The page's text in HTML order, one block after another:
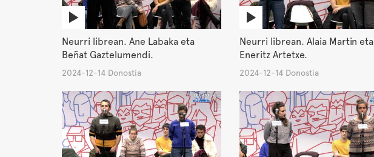
Neurri librean. Ane Labaka eta
Beñat Gaztelumendi.
2024-12-14 Donostia
Neurri librean. Alaia Martin eta
Eneritz Artetxe.
2024-12-14 Donostia